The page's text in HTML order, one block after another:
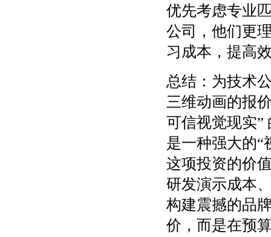
优先考虑专业
公司，他们更
习成本，提高
总结：为技术
三维动画的报
可信视觉现实”
是一种强大的“
这项投资的价
研发演示成本
构建震撼的品
价，而是在预